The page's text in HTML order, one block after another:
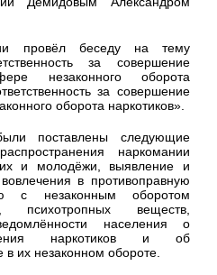
провёл беседу на тему
за совершение
незаконного оборота
за совершение
оборота наркотиков».
поставлены следующие
наркомании
и молодёжи, выявление и
в противоправную
с незаконным оборотом
психотропных веществ,
населения о
наркотиков и об
в их незаконном обороте.